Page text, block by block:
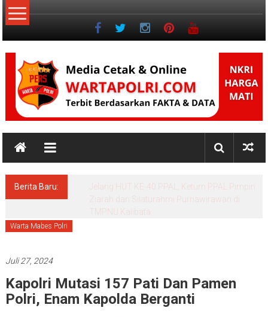
Lompat
ke
NKRI
Jurnalisme
Berita Baru:
Menko Polkam: Pemerintah Solid dan
bersinergi Menjaga Stabilitas Keamanan
Nasional
Warta Mabes Polri
Juli 27, 2024
Kapolri Mutasi 157 Pati Dan Pamen
Polri, Enam Kapolda Berganti